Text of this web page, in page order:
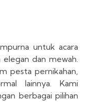
untuk acara
dan mewah.
pesta pernikahan,
lainnya. Kami
berbagai pilihan